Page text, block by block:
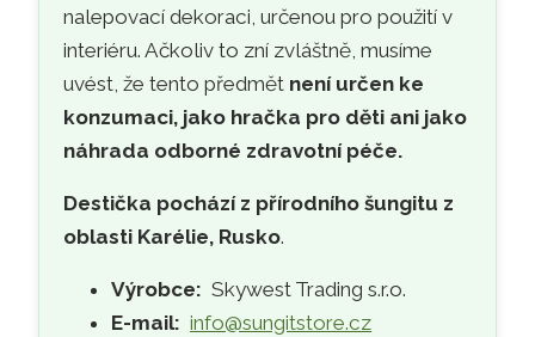
nalepovací dekoraci, určenou pro použití v
interiéru. Ačkoliv to zní zvláštně, musíme
uvést, že tento předmět není určen ke
konzumaci, jako hračka pro děti ani jako
náhrada odborné zdravotní péče.
Destička pochází z přírodního šungitu z
oblasti Karélie, Rusko.
Výrobce:Skywest Trading s.r.o.
E-mail:info@sungitstore.cz